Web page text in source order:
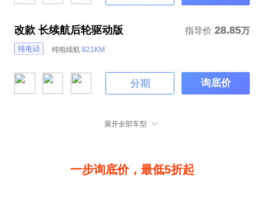
改款 长续航后轮驱动版
纯电续航821KM
指导价 28.85万
分期 询底价
展开全部车型
一步询底价，最低5折起